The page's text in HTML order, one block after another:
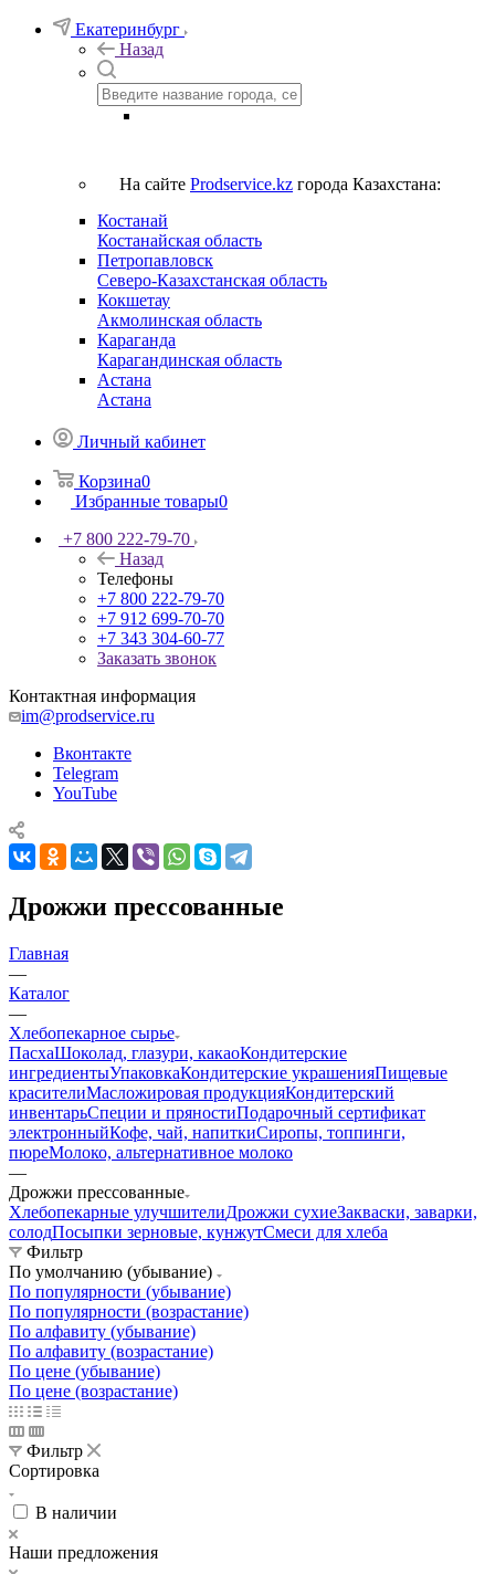
Екатеринбург
Назад
На сайте Prodservice.kz города Казахстана:
Костанай
Костанайская область
Петропавловск
Северо-Казахстанская область
Кокшетау
Акмолинская область
Караганда
Карагандинская область
Астана
Астана
Личный кабинет
Корзина0
Избранные товары0
+7 800 222-79-70
Назад
Телефоны
+7 800 222-79-70
+7 912 699-70-70
+7 343 304-60-77
Заказать звонок
Контактная информация
im@prodservice.ru
Вконтакте
Telegram
YouTube
Дрожжи прессованные
Главная
—
Каталог
—
Хлебопекарное сырье
ПасхаШоколад, глазури, какаоКондитерские
ингредиентыУпаковкаКондитерские украшенияПищевые
красителиМасложировая продукцияКондитерский
инвентарьСпеции и пряностиПодарочный сертификат
электронныйКофе, чай, напиткиСиропы, топпинги,
пюреМолоко, альтернативное молоко
—
Дрожжи прессованные
Хлебопекарные улучшителиДрожжи сухиеЗакваски, заварки,
солодПосыпки зерновые, кунжутСмеси для хлеба
Фильтр
По умолчанию (убывание)
По популярности (убывание)
По популярности (возрастание)
По алфавиту (убывание)
По алфавиту (возрастание)
По цене (убывание)
По цене (возрастание)
Фильтр
Сортировка
В наличии
Наши предложения